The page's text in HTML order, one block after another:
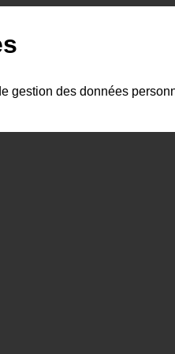
gestion des données